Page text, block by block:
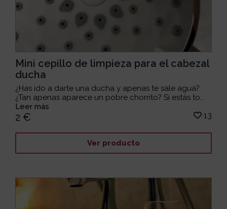
Mini cepillo de limpieza para el cabezal
ducha
¿Has ido a darte una ducha y apenas te sale agua?
¿Tan apenas aparece un pobre chorrito? Sí estás to...
Leer más
2 € 13
Ver producto